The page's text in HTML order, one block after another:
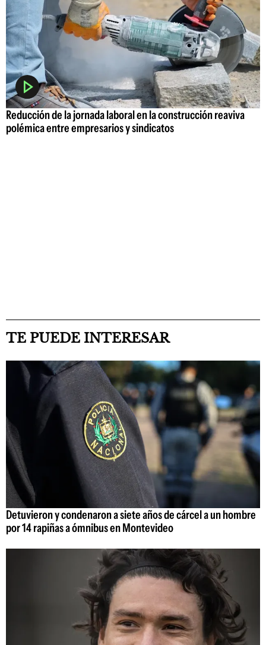
Reducción de la jornada laboral en la construcción reaviva
polémica entre empresarios y sindicatos
TE PUEDE INTERESAR
Detuvieron y condenaron a siete años de cárcel a un hombre
por 14 rapiñas a ómnibus en Montevideo